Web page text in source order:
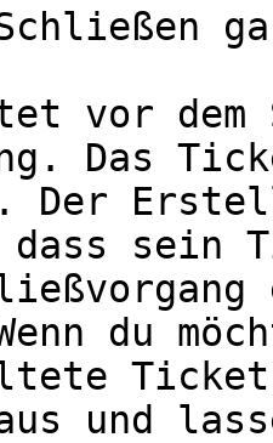
vor
Das
Der
sein
du
und